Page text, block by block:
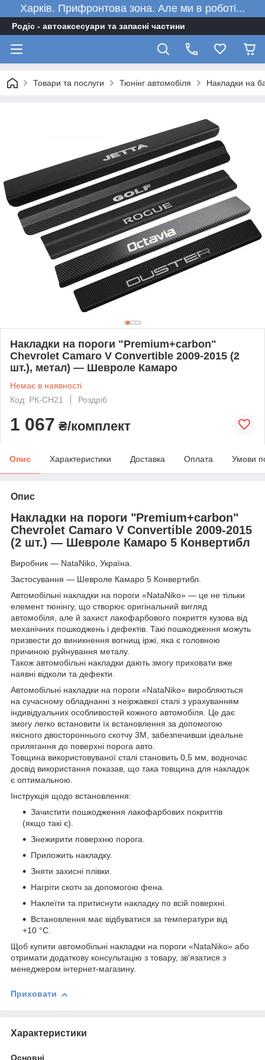
Харків. Прифронтова зона. Але ми в роботі...
Родіс - автоаксесуари та запасні частини
Товари та послуги Тюнінг автомобіля Накладки на
Накладки на пороги "Premium+carbon"
Chevrolet Camaro V Convertible 2009-2015 (2
шт.), метал) — Шевроле Камаро
Немає в наявності
Код: PК-CH21
Роздріб
1 067 ₴/комплект
Опис Характеристики Доставка Оплата Умови
Опис
Накладки на пороги "Premium+carbon"
Chevrolet Camaro V Convertible 2009-2015
(2 шт.) — Шевроле Камаро 5 Конвертибл
Виробник — NataNiko, Україна.
Застосування — Шевроле Камаро 5 Конвертибл.
Автомобільні накладки на пороги «NataNiko» — це не тільки
елемент тюнінгу, що створює оригінальний вигляд
автомобіля, але й захист лакофарбового покриття кузова від
механічних пошкоджень і дефектів. Такі пошкодження можуть
призвести до виникнення вогнищ іржі, яка є головною
причиною руйнування металу.
Також автомобільні накладки дають змогу приховати вже
наявні відколи та дефекти.
Автомобільні накладки на пороги «NataNiko» виробляються
на сучасному обладнанні з неіржавкої сталі з урахуванням
індивідуальних особливостей кожного автомобіля. Це дає
змогу легко встановити їх встановлення за допомогою
якісного двостороннього скотчу 3M, забезпечивши ідеальне
прилягання до поверхні порога авто.
Товщина використовуваної сталі становить 0,5 мм, водночас
досвід використання показав, що така товщина для накладок
є оптимальною.
Інструкція щодо встановлення:
Зачистити пошкодження лакофарбових покриттів
(якщо такі є).
Знежирити поверхню порога.
Приложить накладку.
Зняти захисні плівки.
Нагріти скотч за допомогою фена.
Наклеїти та притиснути накладку по всій поверхні.
Встановлення має відбуватися за температури від
+10 °C.
Щоб купити автомобільні накладки на пороги «NataNiko» або
отримати додаткову консультацію з товару, зв'язатися з
менеджером інтернет-магазину.
Приховати
Характеристики
Основні